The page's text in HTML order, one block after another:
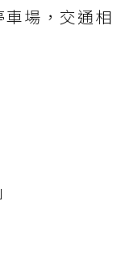
場，交通相